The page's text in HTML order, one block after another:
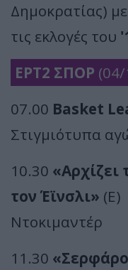
Δημοκρατίας)
τις εκλογές του
ΕΡΤ2 ΣΠΟΡ
07.00 Basket
Στιγμιότυπα
10.30
τον Έϊνσλι» (E)
Ντοκιμαντέρ
11.30